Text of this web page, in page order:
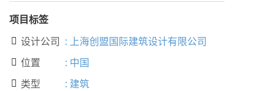
项目标签
 设计公司 : 上海创盟国际建筑设计有限公司
 位置 : 中国
 类型 : 建筑